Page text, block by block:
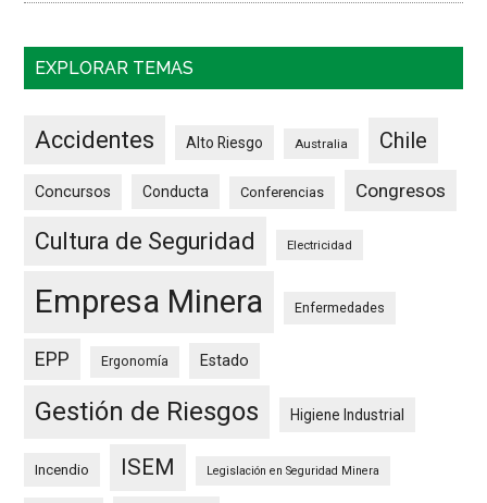
EXPLORAR TEMAS
Accidentes Alto Riesgo Australia Chile
Concursos Conducta Conferencias Congresos
Cultura de Seguridad Electricidad
Empresa Minera Enfermedades
EPP Ergonomía Estado
Gestión de Riesgos Higiene Industrial
Incendio ISEM Legislación en Seguridad Minera